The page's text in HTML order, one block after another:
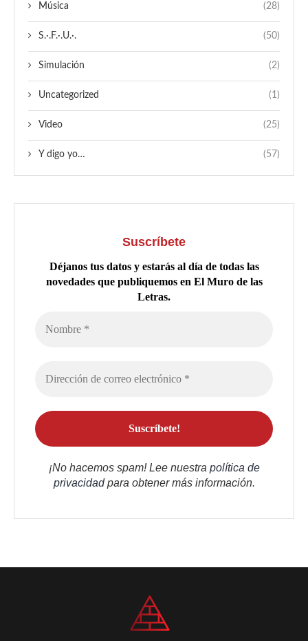
Música (28)
S.·.F.·.U.·. (50)
Simulación (2)
Uncategorized (1)
Video (25)
Y digo yo… (57)
Suscríbete
Déjanos tus datos y estarás al día de todas las
novedades que publiquemos en El Muro de las
Letras.
¡No hacemos spam! Lee nuestra política de
privacidadpara obtener más información.